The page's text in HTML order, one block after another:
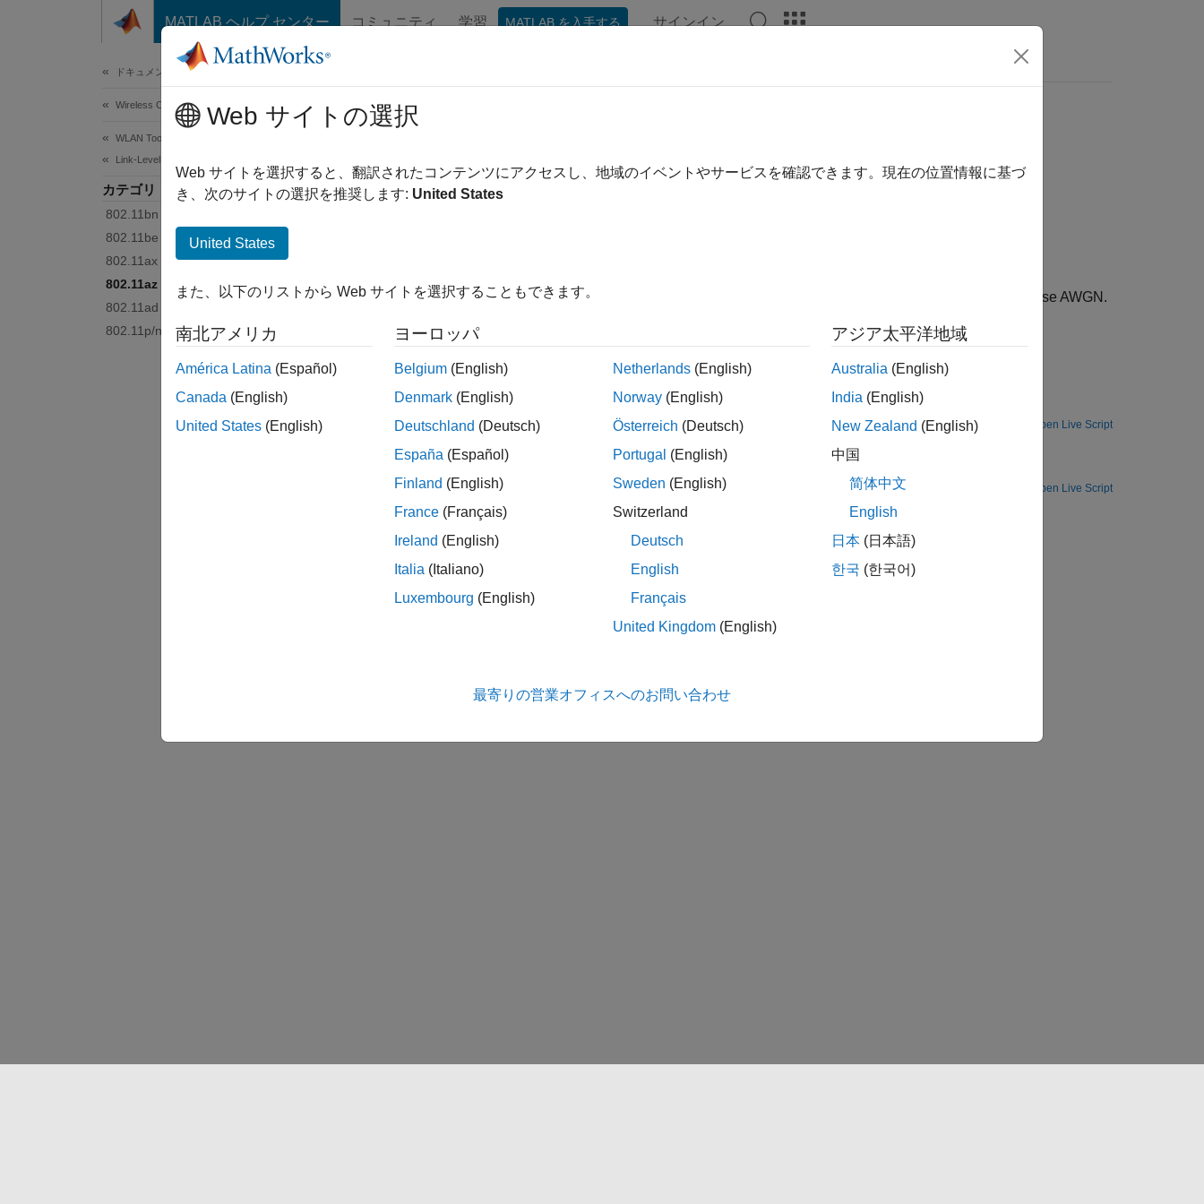
コンテンツへスキップ
MATLAB ヘルプ センター コミュニティ 学習 MATLAB を入手する サインイン
ドキュメンテーションのホーム
Wireless Communications
WLAN Toolbox
Link-Level Simulation
カテゴリ
802.11bn (Wi-Fi 8)
802.11be (Wi-Fi 7)
802.11ax (Wi-Fi 6)
802.11az
802.11ad
802.11p/n/ac/ah
802.11az
Perform 802.11az™ link-level simulations
The examples featured here show how to model communication links that use the IEEE
Learn how WLAN Toolbox™ software defines the signal-to-noise ratio (SNR) in end-to-end simulations that use AWGN.
Featured Examples
802.11az Positioning Using Super-Resolution Time of Arrival Estimation
Calculate the position of a STA in an IEEE 802.11az network.
Open Live Script
Open Live Script
How useful was this information?
Web サイトの選択
Web サイトを選択すると、翻訳されたコンテンツにアクセスし、地域のイベントやサービスを確認できます。現在の位置情報に基づ
き、次のサイトの選択を推奨します: United States
United States
また、以下のリストから Web サイトを選択することもできます。
南北アメリカ
América Latina (Español)
Canada (English)
United States (English)
ヨーロッパ
Belgium (English)
Denmark (English)
Deutschland (Deutsch)
España (Español)
Finland (English)
France (Français)
Ireland (English)
Italia (Italiano)
Luxembourg (English)
Netherlands (English)
Norway (English)
Österreich (Deutsch)
Portugal (English)
Sweden (English)
Switzerland
Deutsch
English
Français
United Kingdom (English)
アジア太平洋地域
Australia (English)
India (English)
New Zealand (English)
中国
简体中文
English
日本 (日本語)
한국 (한국어)
最寄りの営業オフィスへのお問い合わせ